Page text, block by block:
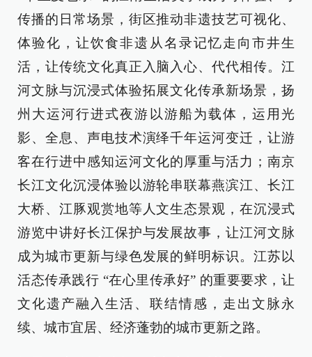
传播的日常场景，街区推动非遗技艺可视化、
体验化，让饮食非遗从名录记忆走向市井生
活，让传统文化真正入脑入心、代代相传。江
河文脉与沉浸式体验拓展文化传承新场景，扬
州大运河行进式夜游以游船为载体，运用光
影、全息、声电技术演绎千年运河变迁，让游
客在行进中感知运河文化的厚重与活力；南京
长江文化沉浸体验以游轮串联幕燕滨江、长江
大桥、江豚观赏地等人文生态景观，在沉浸式
游览中讲好长江保护与发展故事，让江河文脉
成为城市更新与绿色发展的鲜明标识。江苏以
活态传承践行 “在心里传承好” 的重要要求，让
文化遗产融入生活、联结情感，走出文脉永
续、城市宜居、经济蓬勃的城市更新之路。